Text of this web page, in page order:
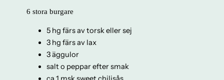
6 stora burgare
5 hg färs av torsk eller sej
3 hg färs av lax
3 äggulor
salt o peppar efter smak